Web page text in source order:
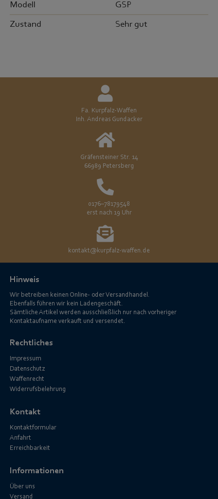
Modell GSP
Zustand Sehr gut
Fa. Kurpfalz-Waffen
Inh. Andreas Gundacker
Gräfensteiner Str. 14
66989 Petersberg
0176–78179548
erst nach 19 Uhr
kontakt@kurpfalz-waffen.de
Hinweis
Wir betreiben keinen Online- oder Versandhandel.
Ebenfalls führen wir kein Ladengeschäft.
Sämtliche Artikel werden ausschließlich nur nach vorheriger
Kontaktaufname verkauft und versendet.
Rechtliches
Impressum
Datenschutz
Waffenrecht
Widerrufsbelehrung
Kontakt
Kontaktformular
Anfahrt
Erreichbarkeit
Informationen
Über uns
Versand